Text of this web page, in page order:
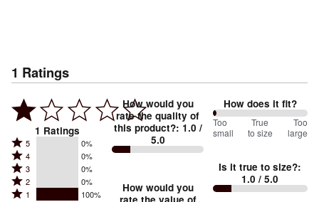
1 Ratings
1 Ratings
Rated
5
stars
by
5 0%
Rated
4
stars
4 0%
Rated
3
3 0%
Rated
2
2 0%
Rated
1 100%
How would you
rate the quality of
this product?: 1.0 /
5.0
How would you
How does it fit?
0%
between
small
and
Too
small
True
to size
Too
large
Is it true to size?:
1.0 / 5.0